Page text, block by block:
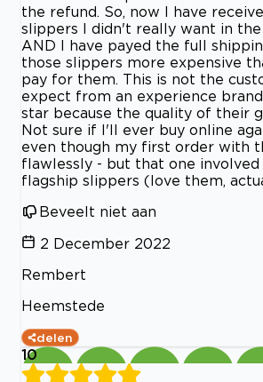
the refund. So, now I have
slippers I didn't really want in
AND I have payed the full
those slippers more expensive
pay for them. This is not the
expect from an experience
star because the quality of their
Not sure if I'll ever buy online
even though my first order with
flawlessly - but that one
flagship slippers (love them,
Beveelt niet aan
2 December 2022
Rembert
Heemstede
delen
10